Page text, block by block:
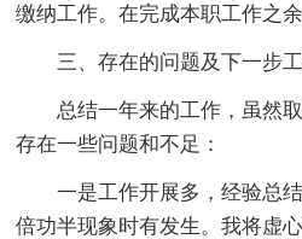
缴纳工作。在完成本职工作之
三、存在的问题及下一步
总结一年来的工作，虽然
存在一些问题和不足：
一是工作开展多，经验总
倍功半现象时有发生。我将虚